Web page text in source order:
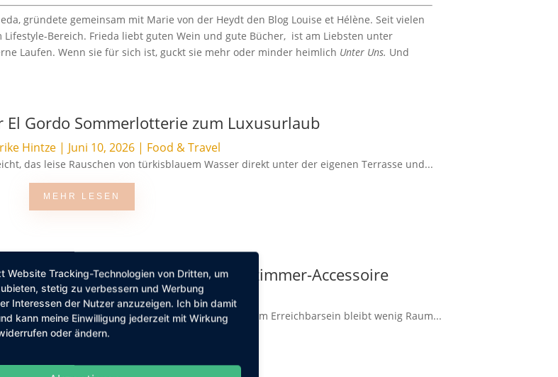
gründete gemeinsam mit Marie von der Heydt den Blog Louise et Hélène. Seit vielen
Bereich. Frieda liebt guten Wein und gute Bücher, ist am Liebsten unter
Laufen. Wenn sie für sich ist, guckt sie mehr oder minder heimlich Unter Uns. Und
Gordo Sommerlotterie zum Luxusurlaub
Hintze| Juni 10, 2026| Food & Travel
das leise Rauschen von türkisblauem Wasser direkt unter der eigenen Terrasse und...
MEHR LESEN
mehr sind als nur ein Badezimmer-Accessoire
Hintze|Mai 8, 2026|Lifestyle
laut. Zwischen Terminen, To do Listen und ständigem Erreichbarsein bleibt wenig Raum...
Website Tracking-Technologien von Dritten, um
stetig zu verbessern und Werbung
Interessen der Nutzer anzuzeigen. Ich bin damit
kann meine Einwilligung jederzeit mit Wirkung
oder ändern.